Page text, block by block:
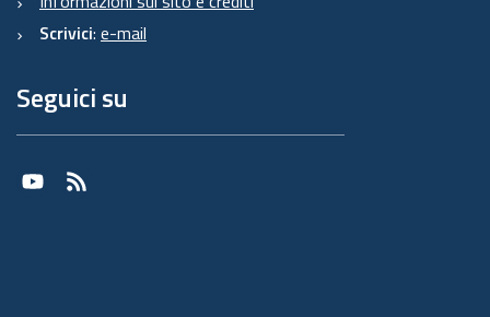
Scrivici: e-mail
Seguici su
Youtube
RSS